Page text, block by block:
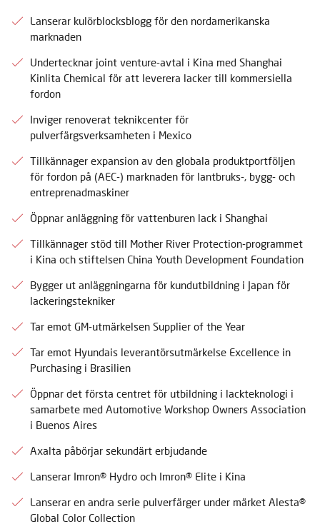
Lanserar kulörblocksblogg för den nordamerikanska
marknaden
Undertecknar joint venture-avtal i Kina med Shanghai
Kinlita Chemical för att leverera lacker till kommersiella
fordon
Inviger renoverat teknikcenter för
pulverfärgsverksamheten i Mexico
Tillkännager expansion av den globala produktportföljen
för fordon på (AEC-) marknaden för lantbruks-, bygg- och
entreprenadmaskiner
Öppnar anläggning för vattenburen lack i Shanghai
Tillkännager stöd till Mother River Protection-programmet
i Kina och stiftelsen China Youth Development Foundation
Bygger ut anläggningarna för kundutbildning i Japan för
lackeringstekniker
Tar emot GM-utmärkelsen Supplier of the Year
Tar emot Hyundais leverantörsutmärkelse Excellence in
Purchasing i Brasilien
Öppnar det första centret för utbildning i lackteknologi i
samarbete med Automotive Workshop Owners Association
i Buenos Aires
Axalta påbörjar sekundärt erbjudande
Lanserar Imron® Hydro och Imron® Elite i Kina
Lanserar en andra serie pulverfärger under märket Alesta®
Global Color Collection